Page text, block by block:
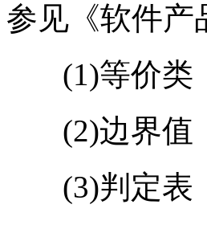
参见《软件产
(1)等价类
(2)边界值
(3)判定表